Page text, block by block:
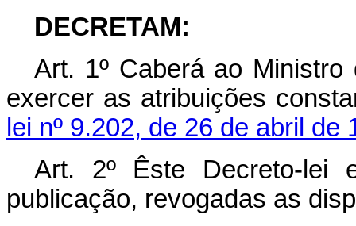
DECRETAM:
Art. 1º Caberá ao
exercer as atribuições
lei nº 9.202, de 26 de abril de
Art. 2º Êste Decreto-lei
publicação, revogadas as